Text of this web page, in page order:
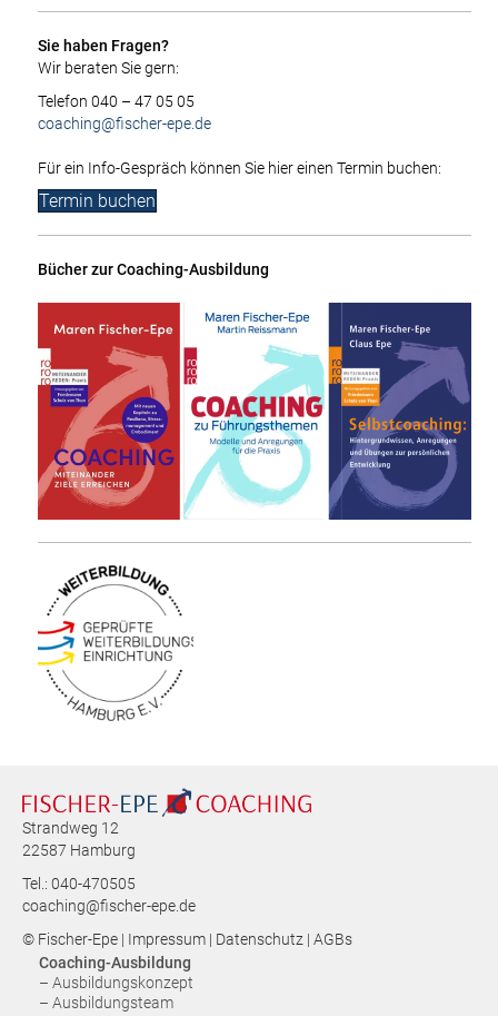
Sie haben Fragen?
Wir beraten Sie gern:
Telefon 040 – 47 05 05
coaching@fischer-epe.de
Für ein Info-Gespräch können Sie hier einen Termin buchen:
Termin buchen
Bücher zur Coaching-Ausbildung
Strandweg 12
22587 Hamburg
Tel.: 040-470505
coaching@fischer-epe.de
© Fischer-Epe | Impressum | Datenschutz | AGBs
Coaching-Ausbildung
– Ausbildungskonzept
– Ausbildungsteam